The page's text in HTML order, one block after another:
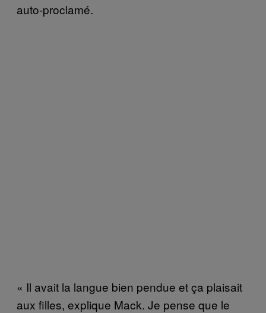
auto-proclamé.
« Il avait la langue bien pendue et ça plaisait
aux filles, explique Mack. Je pense que le